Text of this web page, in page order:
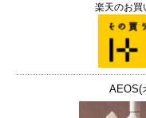
楽天のお買
AEOS(